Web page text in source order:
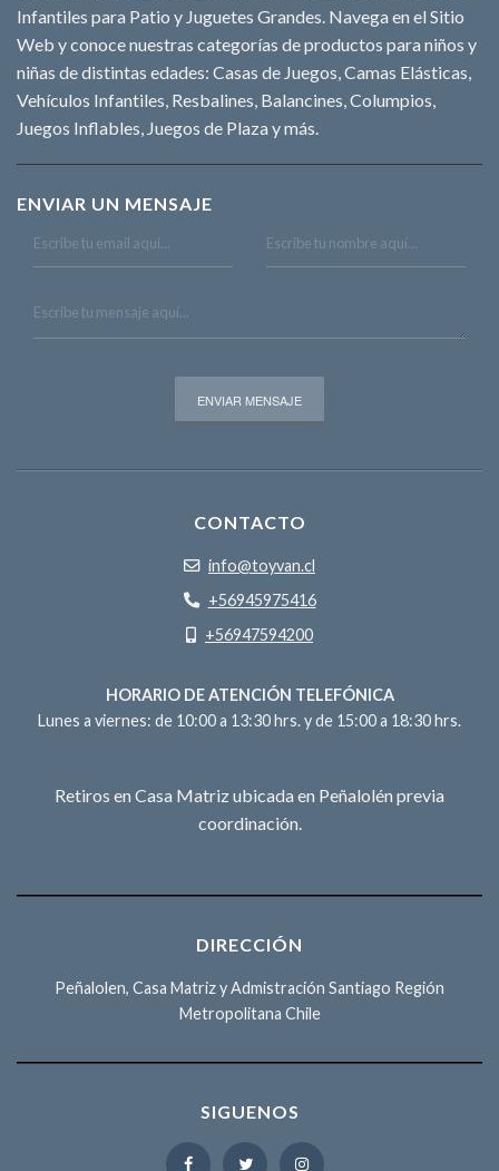
Infantiles para Patio y Juguetes Grandes. Navega en el Sitio
Web y conoce nuestras categorías de productos para niños y
niñas de distintas edades: Casas de Juegos, Camas Elásticas,
Vehículos Infantiles, Resbalines, Balancines, Columpios,
Juegos Inflables, Juegos de Plaza y más.
ENVIAR UN MENSAJE
CONTACTO
info@toyvan.cl
+56945975416
+56947594200
HORARIO DE ATENCIÓN TELEFÓNICA
Lunes a viernes: de 10:00 a 13:30 hrs. y de 15:00 a 18:30 hrs.
Retiros en Casa Matriz ubicada en Peñalolén previa
coordinación.
DIRECCIÓN
Peñalolen, Casa Matriz y Admistración Santiago Región
Metropolitana Chile
SIGUENOS